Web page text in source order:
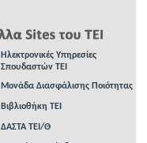
Ηλεκτρονικές Υπηρεσίες
Σπουδαστών ΤΕΙ
Μονάδα Διασφάλισης Ποιότητας
Βιβλιοθήκη ΤΕΙ
ΔΑΣΤΑ ΤΕΙ/Θ